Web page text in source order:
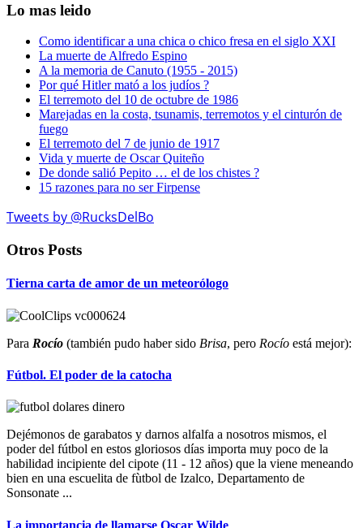
Lo mas leido
Como identificar a una chica o chico fresa en el siglo XXI
La muerte de Alfredo Espino
A la memoria de Canuto (1955 - 2015)
Por qué Hitler mató a los judíos ?
El terremoto del 10 de octubre de 1986
Marejadas en la costa, tsunamis, terremotos y el cinturón de
fuego
El terremoto del 7 de junio de 1917
Vida y muerte de Oscar Quiteño
De donde salió Pepito … el de los chistes ?
15 razones para no ser Firpense
Tweets by @RucksDelBo
Otros Posts
Tierna carta de amor de un meteorólogo
Para Rocío (también pudo haber sido Brisa, pero Rocío está mejor):
Fútbol. El poder de la catocha
Dejémonos de garabatos y darnos alfalfa a nosotros mismos, el
poder del fútbol en estos gloriosos días importa muy poco de la
habilidad incipiente del cipote (11 - 12 años) que la viene meneando
bien en una escuelita de fùtbol de Izalco, Departamento de
Sonsonate ...
La importancia de llamarse Oscar Wilde